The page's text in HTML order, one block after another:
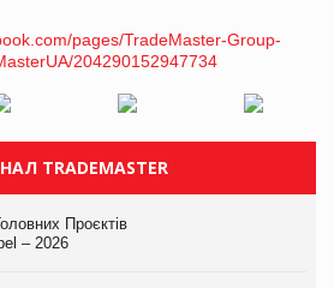
TRADEMASTER
Проєктів
– 2026